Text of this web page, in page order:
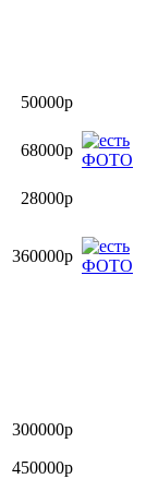
50000р
68000р
28000р
360000р
300000р
450000р